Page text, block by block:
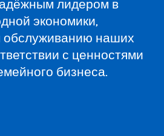
лидером в
экономики,
обслуживанию наших
с ценностями
бизнеса.